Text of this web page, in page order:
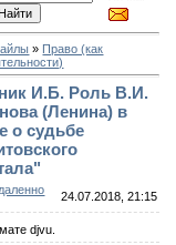
» Право (как
И.Б. Роль В.И.
(Ленина) в
о судьбе
24.07.2018, 21:15
djvu.